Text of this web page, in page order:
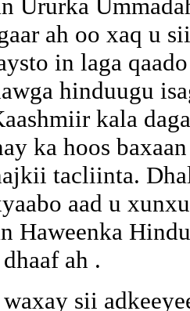
Ururka
ah oo xaq u
in laga
hinduugu
kala
ka hoos
tacliinta.
aad u
Haweenka
ah .
sii